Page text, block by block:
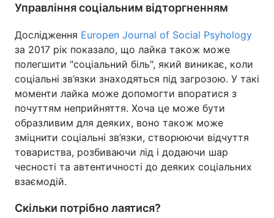
Управління соціальним відторгненням
Дослідження Europen Journal of Social Psyhology
за 2017 рік показало, що лайка також може
полегшити "соціальний біль", який виникає, коли
соціальні зв’язки знаходяться під загрозою. У такі
моменти лайка може допомогти впоратися з
почуттям неприйняття. Хоча це може бути
образливим для деяких, воно також може
зміцнити соціальні зв’язки, створюючи відчуття
товариства, розбиваючи лід і додаючи шар
чесності та автентичності до деяких соціальних
взаємодій.
Скільки потрібно лаятися?